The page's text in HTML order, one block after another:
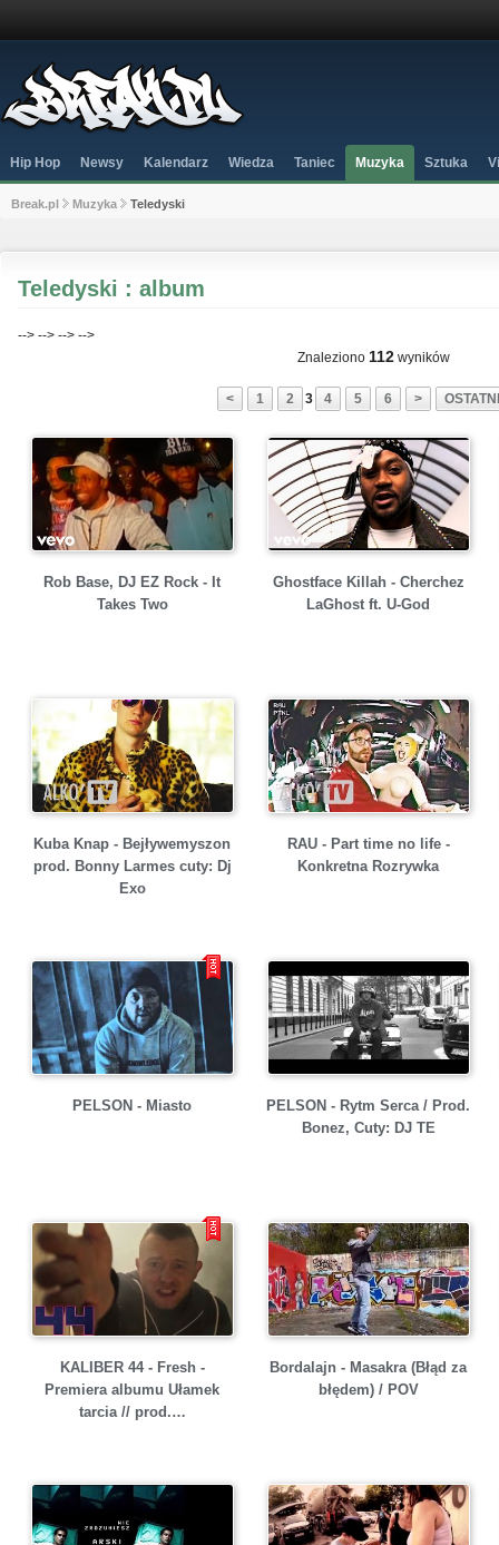
Hip Hop Newsy Kalendarz Wiedza Taniec Muzyka Sztuka
Break.pl Muzyka Teledyski
Teledyski : album
--> --> --> -->
Znaleziono 112wyników
< 1 2 3 4 5 6 >
Rob Base, DJ EZ Rock - It
Takes Two
Ghostface Killah - Cherchez
LaGhost ft. U-God
Kuba Knap - Bejływemyszon
prod. Bonny Larmes cuty: Dj
Exo
RAU - Part time no life -
Konkretna Rozrywka
PELSON - Miasto
PELSON - Rytm Serca / Prod.
Bonez, Cuty: DJ TE
KALIBER 44 - Fresh -
Premiera albumu Ułamek
tarcia // prod.…
Bordalajn - Masakra (Błąd za
błędem) / POV